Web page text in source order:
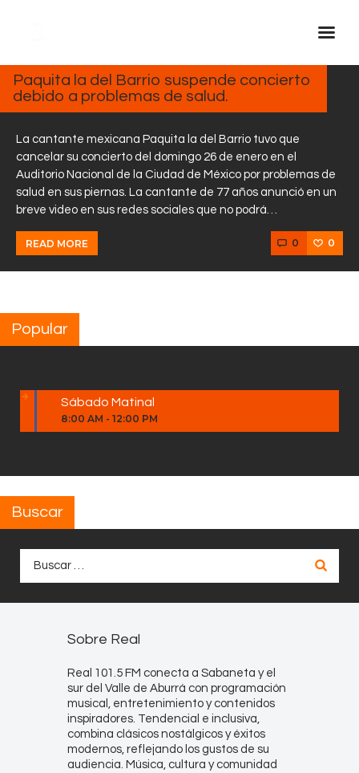
Inicio Real FM
En Vivo
Descarga La APP
Programas
Noticias
Equipo
Contactos
2025
Paquita la del Barrio suspende concierto
debido a problemas de salud.
La cantante mexicana Paquita la del Barrio tuvo que
cancelar su concierto del domingo 26 de enero en el
Auditorio Nacional de la Ciudad de México por problemas de
salud en sus piernas. La cantante de 77 años anunció en un
breve video en sus redes sociales que no podrá…
READ MORE 0 0
Popular
Sábado Matinal
8:00 AM - 12:00 PM
Buscar
Sobre Real
Real 101.5 FM conecta a Sabaneta y el
sur del Valle de Aburrá con programación
musical, entretenimiento y contenidos
inspiradores. Tendencial e inclusiva,
combina clásicos nostálgicos y éxitos
modernos, reflejando los gustos de su
audiencia. Música, cultura y comunidad